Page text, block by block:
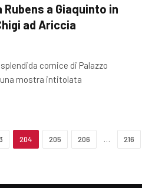
a Giaquinto in
ad Ariccia
cornice di Palazzo
mostra intitolata
204 205 206 216